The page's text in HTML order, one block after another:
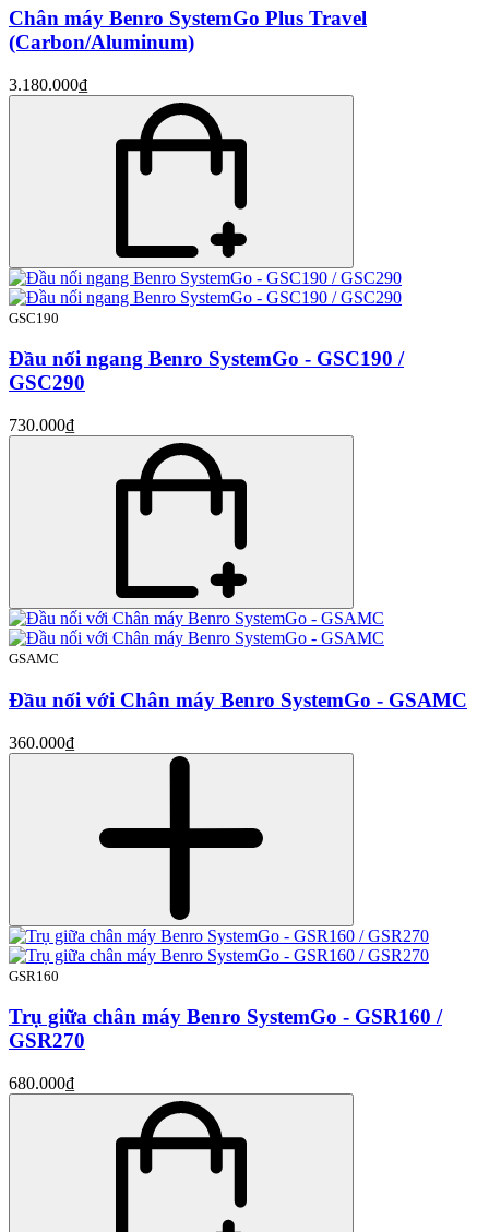
Chân máy Benro SystemGo Plus Travel
(Carbon/Aluminum)
3.180.000₫
GSC190
Đầu nối ngang Benro SystemGo - GSC190 /
GSC290
730.000₫
GSAMC
Đầu nối với Chân máy Benro SystemGo - GSAMC
360.000₫
GSR160
Trụ giữa chân máy Benro SystemGo - GSR160 /
GSR270
680.000₫